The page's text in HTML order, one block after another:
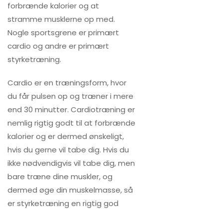
forbrænde kalorier og at
stramme musklerne op med.
Nogle sportsgrene er primært
cardio og andre er primært
styrketræning.
Cardio er en træningsform, hvor
du får pulsen op og træner i mere
end 30 minutter. Cardiotræning er
nemlig rigtig godt til at forbrænde
kalorier og er dermed ønskeligt,
hvis du gerne vil tabe dig. Hvis du
ikke nødvendigvis vil tabe dig, men
bare træne dine muskler, og
dermed øge din muskelmasse, så
er styrketræning en rigtig god